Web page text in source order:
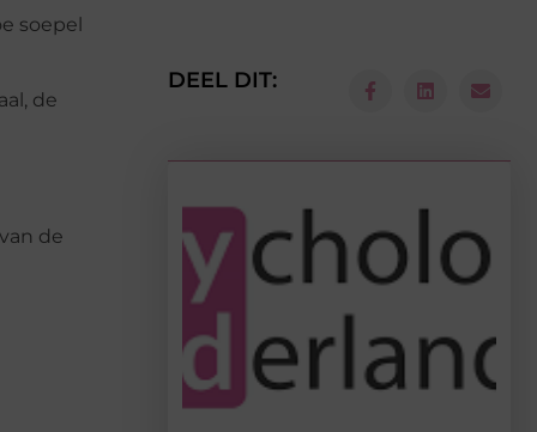
soepel
de
de
DEEL DIT: